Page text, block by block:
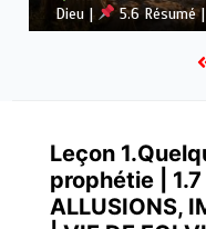
Dieu |
5.5 Vaincre
Leçon
prophétie | 1.7
ALLUSIONS,